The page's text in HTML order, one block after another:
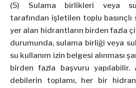
(5) Sulama birlikleri veya
tarafından işletilen toplu
yer alan hidrantların birden fazla
durumunda, sulama birliği veya
su kullanım izin belgesi alınması
birden fazla başvuru
debilerin toplamı, her bir